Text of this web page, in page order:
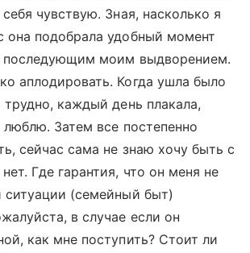
чувствую. Зная, насколько я
она подобрала удобный момент
последующим моим выдворением.
аплодировать. Когда ушла было
каждый день плакала,
люблю. Затем все постепенно
сейчас сама не знаю хочу быть с
Где гарантия, что он меня не
ситуации (семейный быт)
в случае если он
как мне поступить? Стоит ли